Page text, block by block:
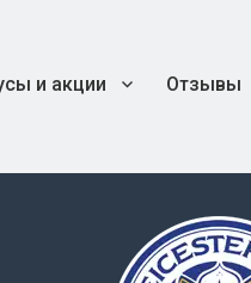
и акции Отзывы